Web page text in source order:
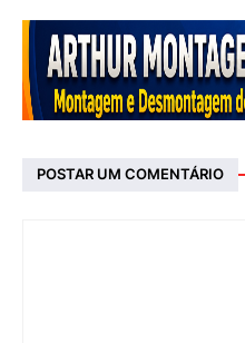
POSTAR UM COMENTÁRIO